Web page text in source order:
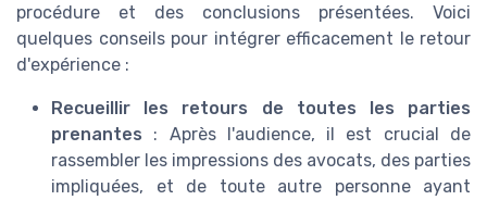
procédure et des conclusions présentées. Voici
quelques conseils pour intégrer efficacement le retour
d'expérience :
Recueillir les retours de toutes les parties
prenantes : Après l'audience, il est crucial de
rassembler les impressions des avocats, des parties
impliquées, et de toute autre personne ayant